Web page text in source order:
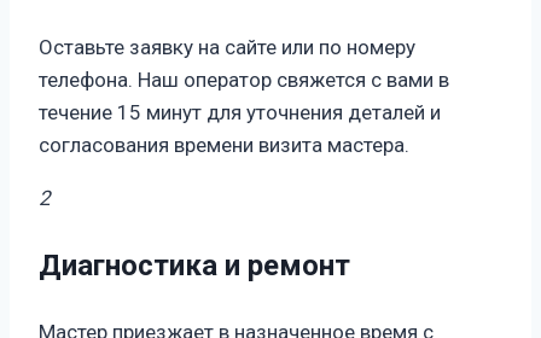
Оставьте заявку на сайте или по номеру
телефона. Наш оператор свяжется с вами в
течение 15 минут для уточнения деталей и
согласования времени визита мастера.
2
Диагностика и ремонт
Мастер приезжает в назначенное время с